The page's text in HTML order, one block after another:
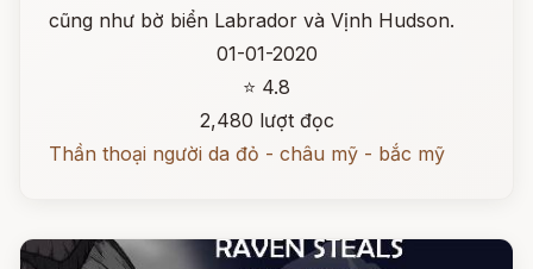
cũng như bờ biển Labrador và Vịnh Hudson.
01-01-2020
⭐ 4.8
2,480 lượt đọc
Thần thoại người da đỏ - châu mỹ - bắc mỹ